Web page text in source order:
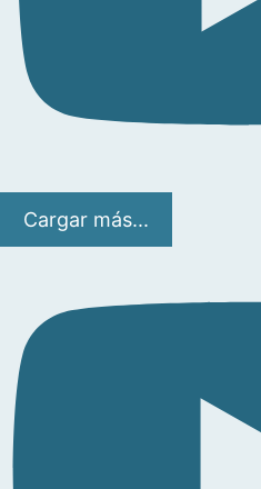
Cargar más...